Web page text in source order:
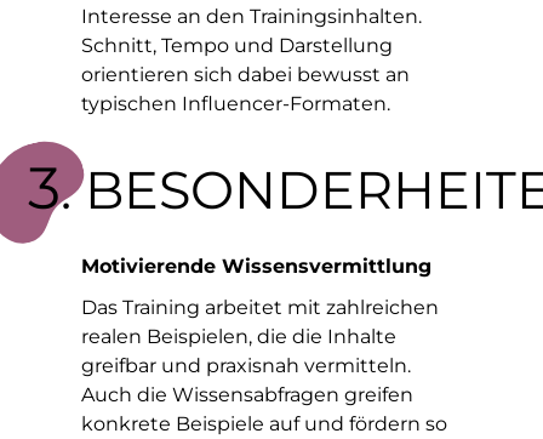
Interesse an den Trainingsinhalten.
Schnitt, Tempo und Darstellung
orientieren sich dabei bewusst an
typischen Influencer-Formaten.
3.
Motivierende Wissensvermittlung
Das Training arbeitet mit zahlreichen
realen Beispielen, die die Inhalte
greifbar und praxisnah vermitteln.
Auch die Wissensabfragen greifen
konkrete Beispiele auf und fördern so